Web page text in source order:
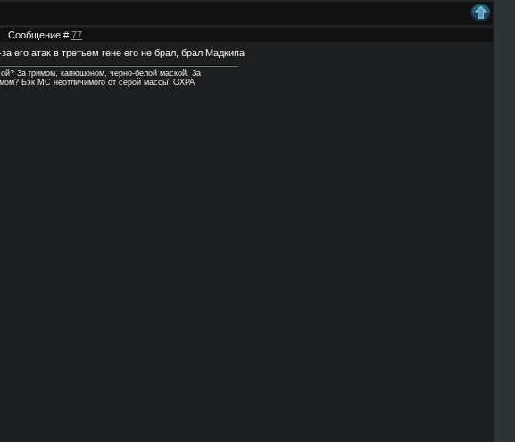
| Сообщение # 77
его атак в третьем гене его не брал, брал Мадкипа
За гримом, капюшоном, черно-белой маской. За
Бэк MC неотличимого от серой массы" ОХРА